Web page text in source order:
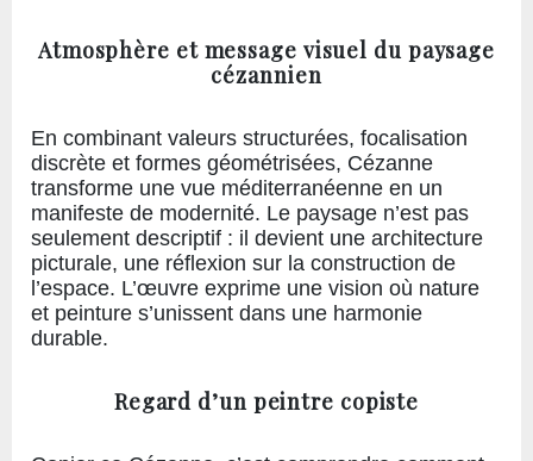
Atmosphère et message visuel du paysage
cézannien
En combinant valeurs structurées, focalisation
discrète et formes géométrisées, Cézanne
transforme une vue méditerranéenne en un
manifeste de modernité. Le paysage n’est pas
seulement descriptif : il devient une architecture
picturale, une réflexion sur la construction de
l’espace. L’œuvre exprime une vision où nature
et peinture s’unissent dans une harmonie
durable.
Regard d’un peintre copiste